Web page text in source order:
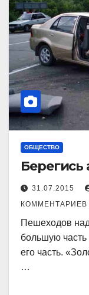
ОБЩЕСТВО
31.07.2015
КОММЕНТАРИЕВ
Пешеходов
большую
его часть.
…